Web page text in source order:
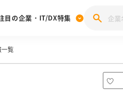
] 本選考体験記投稿キャンペーン
目の企業・IT/DX特集
覧